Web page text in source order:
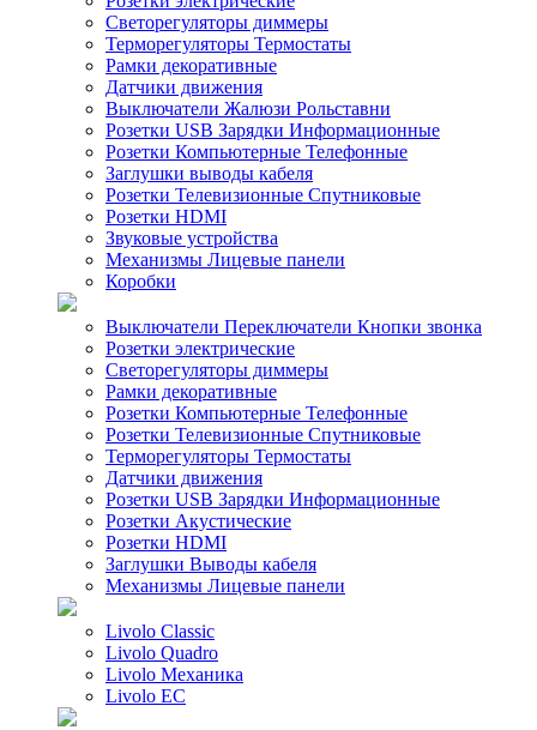
Светорегуляторы диммеры
Терморегуляторы Термостаты
Рамки декоративные
Датчики движения
Выключатели Жалюзи Рольставни
Розетки USB Зарядки Информационные
Розетки Компьютерные Телефонные
Заглушки выводы кабеля
Розетки Телевизионные Спутниковые
Розетки HDMI
Звуковые устройства
Механизмы Лицевые панели
Коробки
Выключатели Переключатели Кнопки звонка
Розетки электрические
Светорегуляторы диммеры
Рамки декоративные
Розетки Компьютерные Телефонные
Розетки Телевизионные Спутниковые
Терморегуляторы Термостаты
Датчики движения
Розетки USB Зарядки Информационные
Розетки Акустические
Розетки HDMI
Заглушки Выводы кабеля
Механизмы Лицевые панели
Livolo Classic
Livolo Quadro
Livolo Механика
Livolo EC